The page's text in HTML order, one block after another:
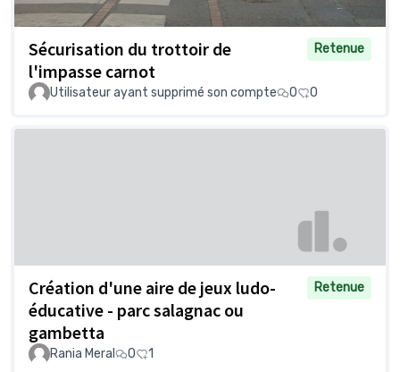
Sécurisation du trottoir de
l'impasse carnot
Retenue
Utilisateur ayant supprimé son compte 0 0
Création d'une aire de jeux ludo-
éducative - parc salagnac ou
gambetta
Retenue
Rania Meral 0 1